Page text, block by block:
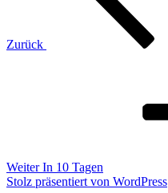
Zurück
Weiter In 10 Tagen
Stolz präsentiert von WordPress